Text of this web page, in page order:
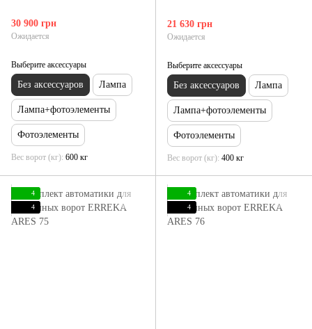
30 900 грн
Ожидается
Выберите аксессуары
Без аксессуаров Лампа
Лампа+фотоэлементы
Фотоэлементы
Вес ворот (кг) 600 кг
21 630 грн
Ожидается
Выберите аксессуары
Без аксессуаров Лампа
Лампа+фотоэлементы
Фотоэлементы
Вес ворот (кг) 400 кг
4
4
4
4